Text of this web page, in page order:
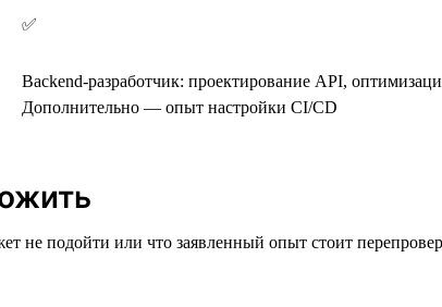
✅
Backend-разработчик: проектирование API,
Дополнительно — опыт настройки CI/CD
не подойти или что заявленный опыт стоит